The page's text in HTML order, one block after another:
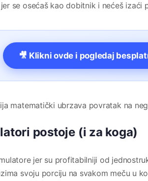
se osećaš kao dobitnik i nećeš izaći
🎥 Klikni ovde i pogledaj
matematički ubrzava povratak na
postoje (i za koga)
jer su profitabilniji od
svoju porciju na svakom meču u